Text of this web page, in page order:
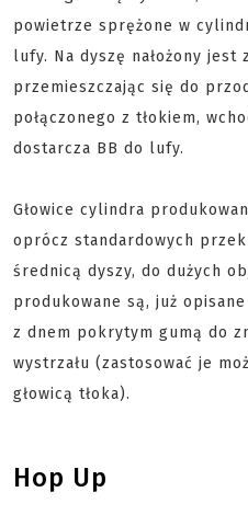
powietrze sprężone w
lufy. Na dyszę nałożony jest
przemieszczając się do
połączonego z tłokiem,
dostarcza BB do lufy.
Głowice cylindra
oprócz standardowych
średnicą dyszy, do dużych
produkowane są, już
z dnem pokrytym gumą do
wystrzału (zastosować je
głowicą tłoka).
Hop Up